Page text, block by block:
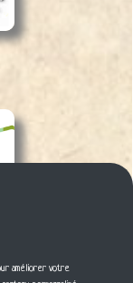
améliorer votre